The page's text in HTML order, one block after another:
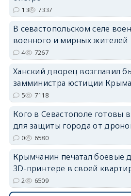
13 7337
В севастопольском селе
военного и мирных жителей
4 7267
Ханский дворец возглавил
замминистра юстиции Крыма
5 7118
Кого в Севастополе готовы
для защиты города от
0 6580
Крымчанин печатал боевые
3D-принтере в своей
2 6509